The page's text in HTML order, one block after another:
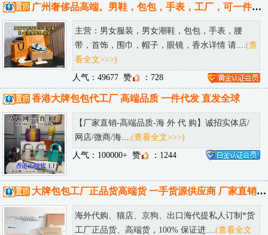
广州奢侈品高端。男鞋，包包，手表，工厂，可一件代发，可发送全国。
主营：男女服装，男女潮鞋，包包，手表，腰
带，首饰，围巾，帽子，眼镜，香水详情 请....(查
看全文>>>)
人气：49677 赞 ：728
香港大牌包包代工厂 高端品质 一件代发 直发全球
【厂家直销-高端品质-海 外 代 购】诚招实体店/
网店/微商/海....(查看全文>>>)
人气：100000+ 赞 ：1244
大牌包包工厂正品货高端货 一手货源供应商 厂家直销 可邮全球！
海外代购、猫店、京狗、出口海代提私人订制*货
工厂正品货、高端货，100% 保证进.... (查看全文